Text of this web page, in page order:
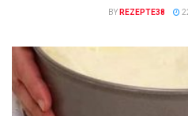
BY REZEPTE38